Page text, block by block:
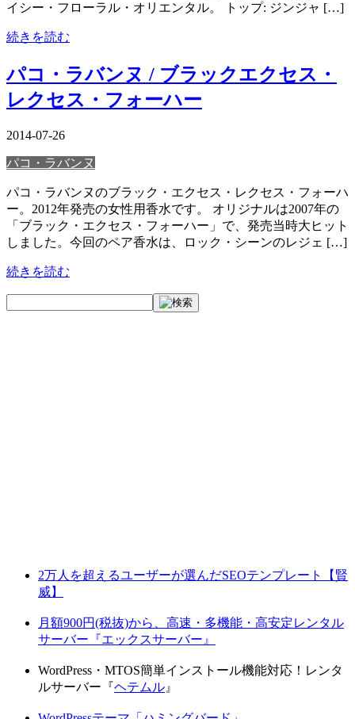
イシー・フローラル・オリエンタル。 トップ: ジンジャ […]
続きを読む
パコ・ラバンヌ / ブラックエクセス・
レクセス・フォーハー
2014-07-26
パコ・ラバンヌ
パコ・ラバンヌのブラック・エクセス・レクセス・フォーハ
ー。2012年発売の女性用香水です。 オリジナルは2007年の
「ブラック・エクセス・フォーハー」で、発売当時大ヒット
しました。今回のペア香水は、ロック・シーンのレジェ […]
続きを読む
2万人を超えるユーザーが選んだSEOテンプレート【賢
威】
月額900円(税抜)から、高速・多機能・高安定レンタル
サーバー『エックスサーバー』
WordPress・MTOS簡単インストール機能対応！レンタ
ルサーバー『ヘテムル 』